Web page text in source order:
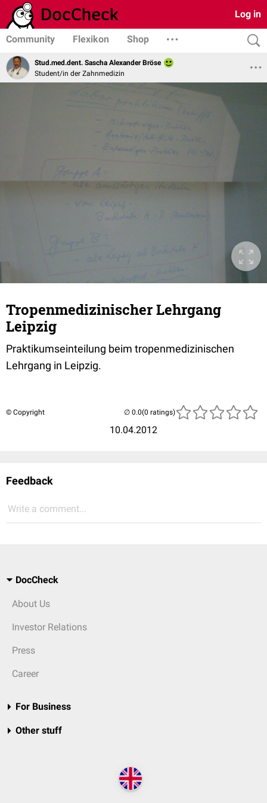
Log in
Community Flexikon Shop
Stud.med.dent. Sascha Alexander Bröse
Student/in der Zahnmedizin
Tropenmedizinischer Lehrgang
Leipzig
Praktikumseinteilung beim tropenmedizinischen
Lehrgang in Leipzig.
© Copyright
10.04.2012
(0 ratings)
Feedback
Write a comment...
DocCheck
About Us
Investor Relations
Press
Career
For Business
Other stuff